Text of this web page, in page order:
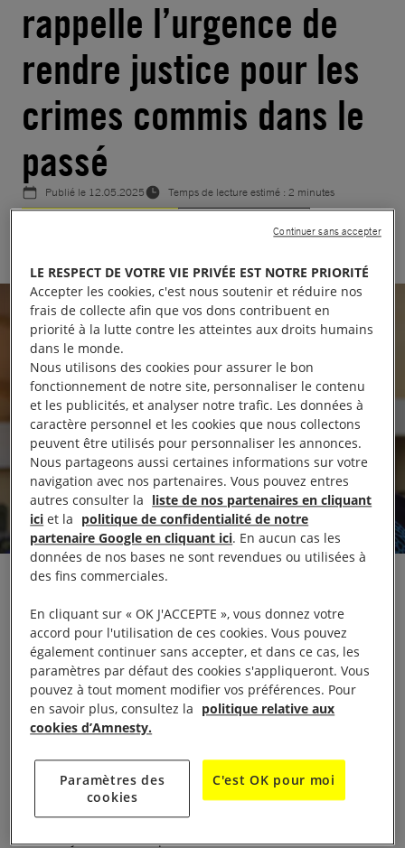
rappelle l’urgence de
rendre justice pour les
crimes commis dans le
passé
Publié le 12.05.2025
Temps de lecture estimé : 2 minutes
à l’encontre d’Armel Sayo, l’ancien chef du groupe
armé rebelle Révolution et Justice (RJ), Marceau
Sivieude, directeur régional par intérim d’Amnesty
International pour l’Afrique de l’Ouest et l’Afrique
centrale, a déclaré :
« L’arrestation d’Armel Sayo doit rappeler que les
atrocités commises entre 2014 et 2019 par le
mouvement Révolution et Justice n’ont toujours pas
LE RESPECT DE VOTRE VIE PRIVÉE EST NOTRE PRIORITÉ
Accepter les cookies, c'est nous soutenir et réduire nos
frais de collecte afin que vos dons contribuent en
priorité à la lutte contre les atteintes aux droits humains
dans le monde.
Nous utilisons des cookies pour assurer le bon
fonctionnement de notre site, personnaliser le contenu
et les publicités, et analyser notre trafic. Les données à
caractère personnel et les cookies que nous collectons
peuvent être utilisés pour personnaliser les annonces.
Nous partageons aussi certaines informations sur votre
navigation avec nos partenaires. Vous pouvez entres
autres consulter la liste de nos partenaires en cliquant
ici et la politique de confidentialité de notre
partenaire Google en cliquant ici. En aucun cas les
données de nos bases ne sont revendues ou utilisées à
des fins commerciales.
En cliquant sur « OK J'ACCEPTE », vous donnez votre
accord pour l'utilisation de ces cookies. Vous pouvez
également continuer sans accepter, et dans ce cas, les
paramètres par défaut des cookies s'appliqueront. Vous
pouvez à tout moment modifier vos préférences. Pour
en savoir plus, consultez la politique relative aux
cookies d’Amnesty.
Paramètres des
cookies
C'est OK pour moi
Continuer sans accepter